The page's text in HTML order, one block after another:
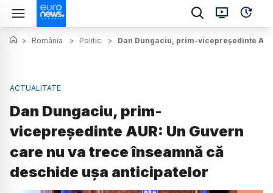
> România > Politic > Dan Dungaciu, prim-vicepreședinte
ACTUALITATE
Dan Dungaciu, prim-
vicepreședinte AUR: Un Guvern
care nu va trece înseamnă că
deschide ușa anticipatelor